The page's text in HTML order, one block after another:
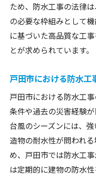
戸田市で防水
確認
防水工事が戸
献する理由
住民が知って
ト
戸田市で防水
再確認する防
雨季に備える:戸
活の安全性
ため、防水工事の法律
の必要な枠組みとして
に基づいた高品質な工
とが求められています。
戸田市における防水工
戸田市における防水工
条件や過去の災害経験
台風のシーズンには、
造物の耐水性が問われ
め、戸田市では防水工
は定期的に建物の防水